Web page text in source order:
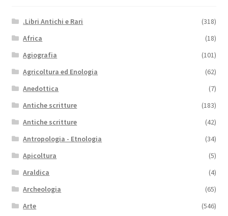
.Libri Antichi e Rari
(318)
Africa
(18)
Agiografia
(101)
Agricoltura ed Enologia
(62)
Anedottica
(7)
Antiche scritture
(183)
Antiche scritture
(42)
Antropologia - Etnologia
(34)
Apicoltura
(5)
Araldica
(4)
Archeologia
(65)
Arte
(546)